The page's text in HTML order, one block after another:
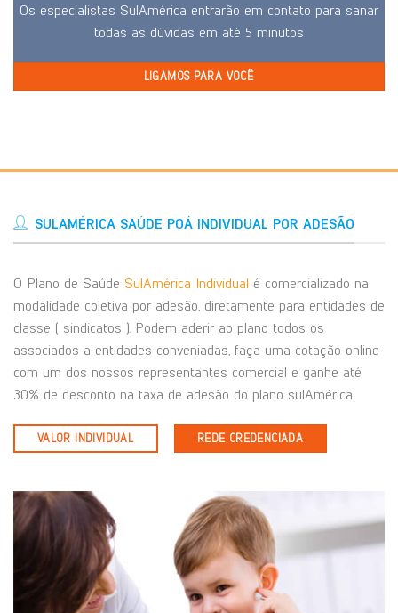
Os especialistas SulAmérica entrarão em contato para sanar
todas as dúvidas em até 5 minutos
LIGAMOS PARA VOCÊ
SULAMÉRICA SAÚDE POÁ INDIVIDUAL POR ADESÃO
O Plano de Saúde SulAmérica Individual é comercializado na
modalidade coletiva por adesão, diretamente para entidades de
classe ( sindicatos ). Podem aderir ao plano todos os
associados a entidades conveniadas, faça uma cotação online
com um dos nossos representantes comercial e ganhe até
30% de desconto na taxa de adesão do plano sulAmérica.
VALOR INDIVIDUAL REDE CREDENCIADA